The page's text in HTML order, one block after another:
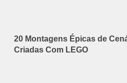
20 Montagens Épicas de
Criadas Com LEGO